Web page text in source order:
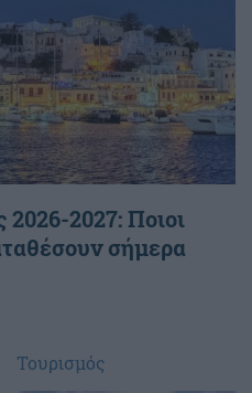
2026-2027: Ποιοι
σήμερα
Τουρισμός